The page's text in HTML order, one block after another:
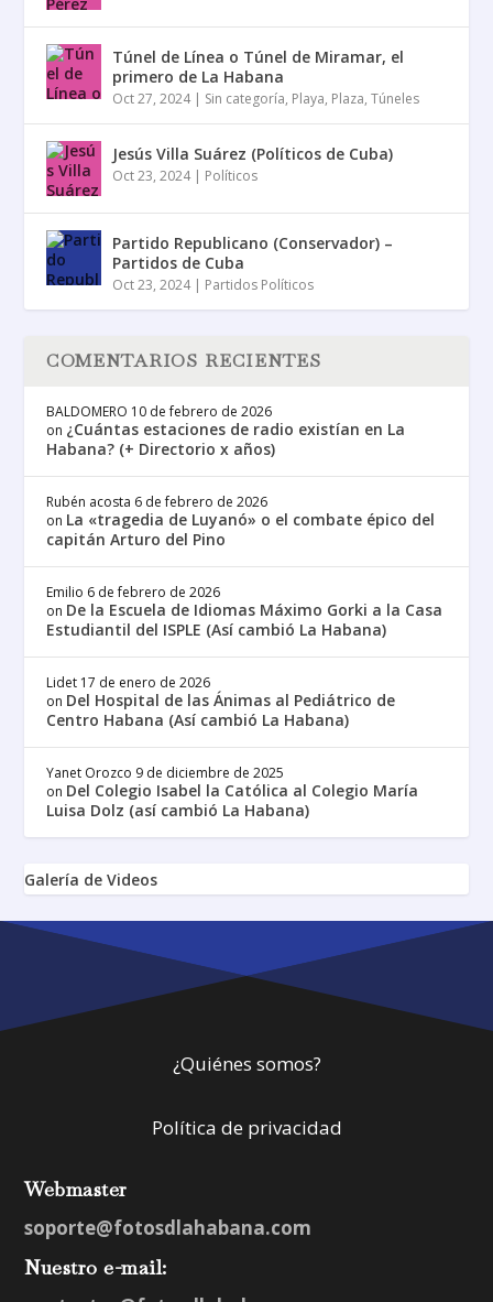
Túnel de Línea o Túnel de Miramar, el
primero de La Habana
Oct 27, 2024| Sin categoría, Playa, Plaza,Túneles
Jesús Villa Suárez (Políticos de Cuba)
Oct 23, 2024| Políticos
Partido Republicano (Conservador) –
Partidos de Cuba
Oct 23, 2024| Partidos Políticos
COMENTARIOS RECIENTES
BALDOMERO 10 de febrero de 2026
on ¿Cuántas estaciones de radio existían en La
Habana? (+ Directorio x años)
Rubén acosta 6 de febrero de 2026
on La «tragedia de Luyanó» o el combate épico del
capitán Arturo del Pino
Emilio 6 de febrero de 2026
on De la Escuela de Idiomas Máximo Gorki a la Casa
Estudiantil del ISPLE (Así cambió La Habana)
Lidet 17 de enero de 2026
on Del Hospital de las Ánimas al Pediátrico de
Centro Habana (Así cambió La Habana)
Yanet Orozco 9 de diciembre de 2025
on Del Colegio Isabel la Católica al Colegio María
Luisa Dolz (así cambió La Habana)
Galería de Videos
¿Quiénes somos?
Política de privacidad
Webmaster
soporte@fotosdlahabana.com
Nuestro e-mail: